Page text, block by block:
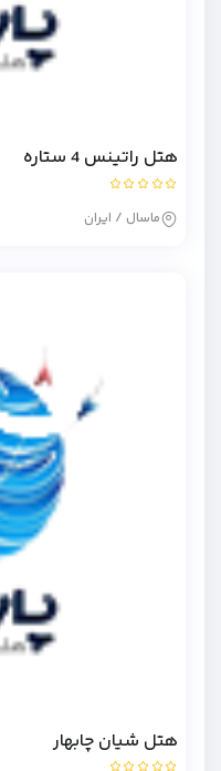
هتل راتینس 4 ستاره
ماسال / ایران
هتل شیان چابهار